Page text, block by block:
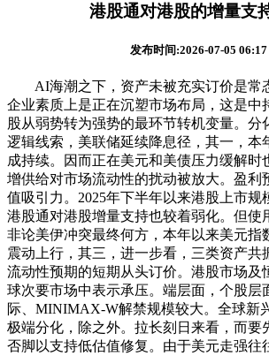
港股通对港股的增量支
发布时间:2026-07-05 06:17
AI海潮之下，资产未被充实订价是常
企业素质上是正在沉塑市场布局，这是中
股从弱势转为强势的最环节转机变量。分
逻辑线索，美联储延续降息径，其一，本
成持续。因而正在美元和美债压力缓解时
增供给对市场流动性的扰动被放大。盈利
值吸引力。2025年下半年以来港股上市规
港股通对港股增量支持也较着弱化。但使
非论美伊冲突最终何方，本年以来美元指
震动上行，其三，进一步看，三类资产共
流动性预期的短期从头订价。港股市场及
球次要市场中表示承压。端层面，个股层
际、MINIMAX-W解禁规模较大。全球新
极端分化，除之外。拉长刻日来看，而要
否脚以支持低估值修复。由于美元走强往